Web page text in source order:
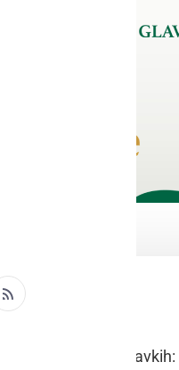
votel zob
Raba besede v stavkih: